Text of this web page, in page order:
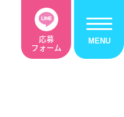
応募
フォーム